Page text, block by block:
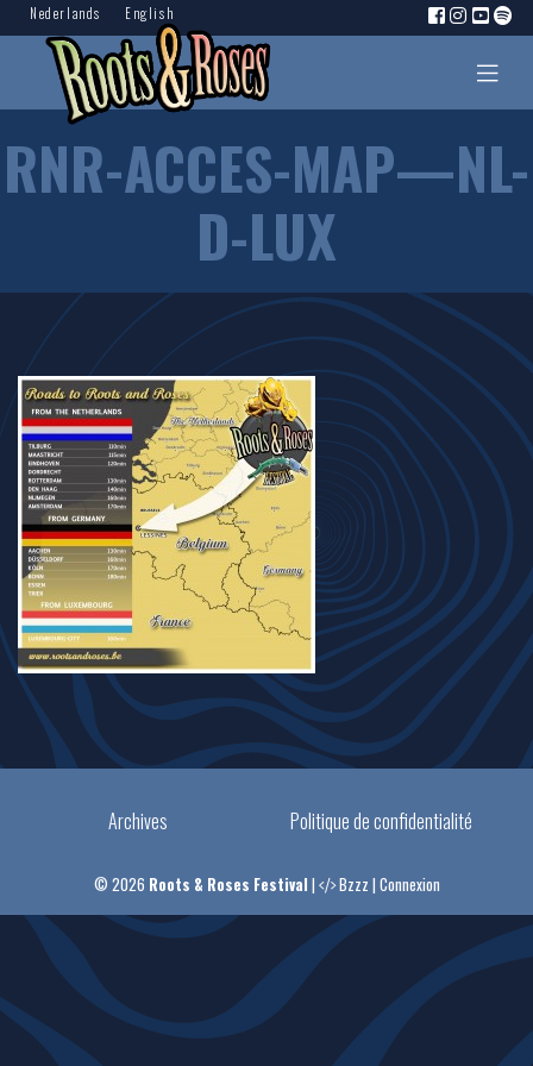
Nederlands English
RNR-ACCES-MAP—NL-
D-LUX
Archives Politique de confidentialité
© 2026 Roots & Roses Festival | Bzzz | Connexion